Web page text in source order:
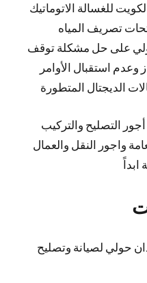
للغسالة الاتوماتيك
تصريف المياه
على حل مشكلة توقف
وعدم استقبال الأوامر
الديجتال المتطورة
التصليح والتركيب
واجور النقل والعمال
ابداً
حولي لصيانة وتصليح